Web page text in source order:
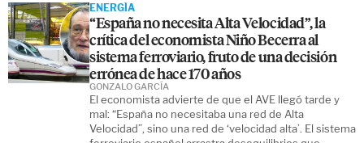
ENERGÍA
“España no necesita Alta Velocidad”, la
crítica del economista Niño Becerra al
sistema ferroviario, fruto de una decisión
errónea de hace 170 años
El economista advierte de que el AVE llegó tarde y
mal: “España no necesitaba una red de Alta
Velocidad”, sino una red de ‘velocidad alta’. El sistema
GONZALO GARCÍA